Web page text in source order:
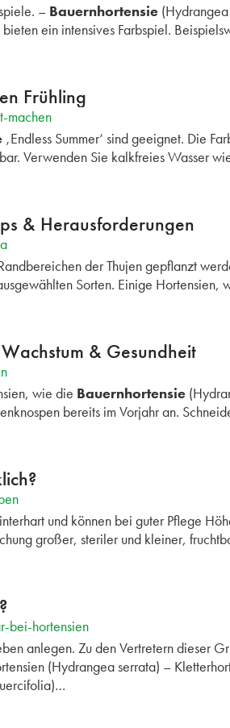
– Bauernhortensie
ein intensives Farbspiel.
Frühling
machen
‚Endless Summer‘ sind geeignet. Die
Verwenden Sie kalkfreies Wasser
& Herausforderungen
der Thujen gepflanzt
Sorten. Einige Hortensien,
& Gesundheit
wie die Bauernhortensie
bereits im Vorjahr an.
und können bei guter Pflege
großer, steriler und kleiner,
bei-hortensien
anlegen. Zu den Vertretern dieser
(Hydrangea serrata) –